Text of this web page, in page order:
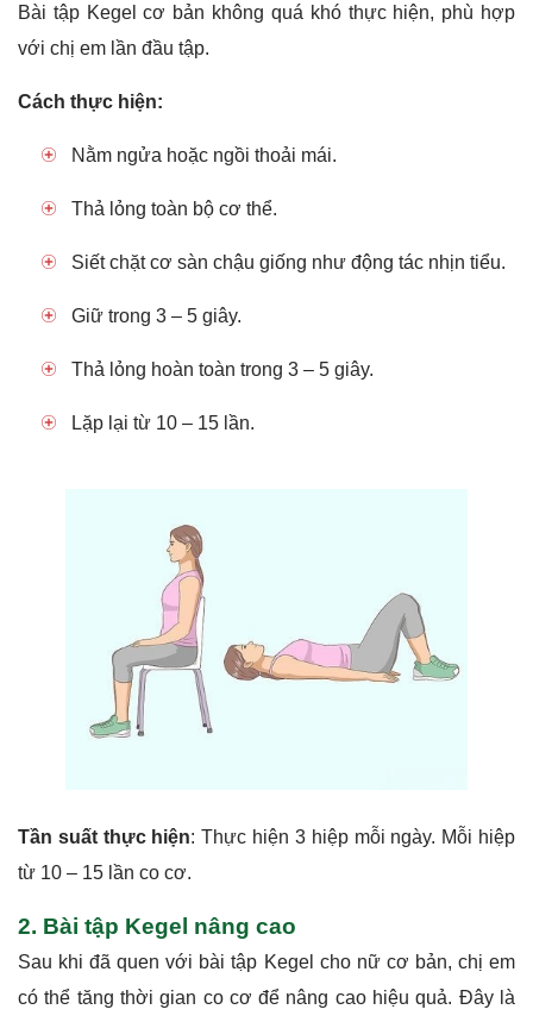
Bài tập Kegel cơ bản không quá khó thực hiện, phù hợp
với chị em lần đầu tập.
Cách thực hiện:
Nằm ngửa hoặc ngồi thoải mái.
Thả lỏng toàn bộ cơ thể.
Siết chặt cơ sàn chậu giống như động tác nhịn tiểu.
Giữ trong 3 – 5 giây.
Thả lỏng hoàn toàn trong 3 – 5 giây.
Lặp lại từ 10 – 15 lần.
Tần suất thực hiện: Thực hiện 3 hiệp mỗi ngày. Mỗi hiệp
từ 10 – 15 lần co cơ.
2. Bài tập Kegel nâng cao
Sau khi đã quen với bài tập Kegel cho nữ cơ bản, chị em
có thể tăng thời gian co cơ để nâng cao hiệu quả. Đây là